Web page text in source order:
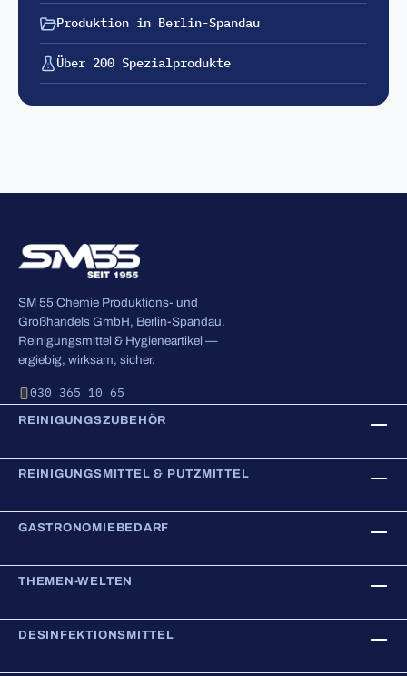
Produktion in Berlin-Spandau
Über 200 Spezialprodukte
SM 55 Chemie Produktions- und
Großhandels GmbH, Berlin-Spandau.
Reinigungsmittel & Hygieneartikel —
ergiebig, wirksam, sicher.
030 365 10 65
REINIGUNGSZUBEHÖR
REINIGUNGSMITTEL & PUTZMITTEL
GASTRONOMIEBEDARF
THEMEN-WELTEN
DESINFEKTIONSMITTEL